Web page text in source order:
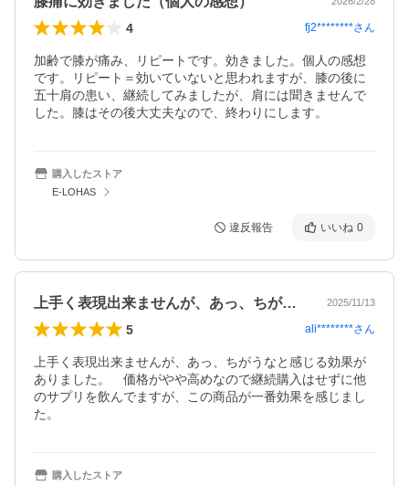
4 fj2********さん
加齢で膝が痛み、リピートです。効きました。個人の感想
です。リピート＝効いていないと思われますが、膝の後に
五十肩の患い、継続してみましたが、肩には聞きませんで
した。膝はその後大丈夫なので、終わりにします。
購入したストア
E-LOHAS
違反報告 いいね 0
上手く表現出来ませんが、あっ、ちがうな… 2025/11/13
5 ali********さん
上手く表現出来ませんが、あっ、ちがうなと感じる効果が
ありました。　価格がやや高めなので継続購入はせずに他
のサプリを飲んでますが、この商品が一番効果を感じまし
た。
購入したストア